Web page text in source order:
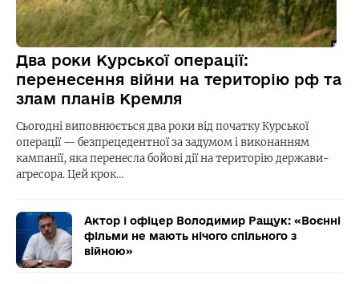
Два роки Курської операції:
перенесення війни на територію рф та
злам планів Кремля
Сьогодні виповнюється два роки від початку Курської
операції — безпрецедентної за задумом і виконанням
кампанії, яка перенесла бойові дії на територію держави-
агресора. Цей крок…
Актор і офіцер Володимир Ращук: «Воєнні
фільми не мають нічого спільного з
війною»